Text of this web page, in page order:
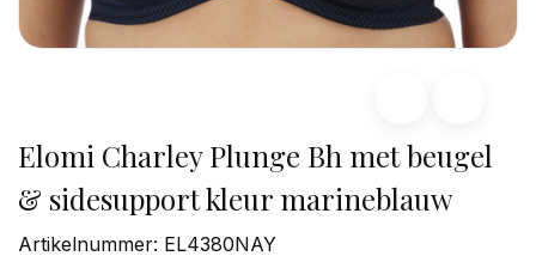
Elomi Charley Plunge Bh met beugel
& sidesupport kleur marineblauw
Artikelnummer: EL4380NAY